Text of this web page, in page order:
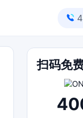
扫码免